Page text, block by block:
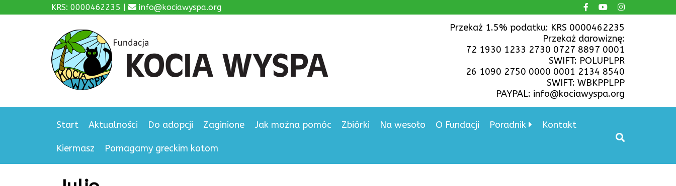
KRS: 0000462235 | info@kociawyspa.org
Przekaż 1.5% podatku: KRS 0000462235
Przekaż darowiznę:
72 1930 1233 2730 0727 8897 0001
SWIFT: POLUPLPR
26 1090 2750 0000 0001 2134 8540
SWIFT: WBKPPLPP
PAYPAL: info@kociawyspa.org
Start Aktualności Do adopcji Zaginione Jak można pomóc Zbiórki Na wesoło O Fundacji Poradnik Kontakt
Kiermasz Pomagamy greckim kotom